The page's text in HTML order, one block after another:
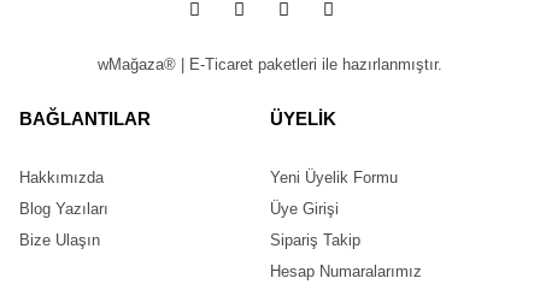
wMağaza® | E-Ticaret paketleri ile hazırlanmıştır.
BAĞLANTILAR
Hakkımızda
Blog Yazıları
Bize Ulaşın
ÜYELİK
Yeni Üyelik Formu
Üye Girişi
Sipariş Takip
Hesap Numaralarımız